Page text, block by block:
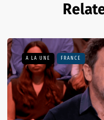
A LA UNE FRANCE